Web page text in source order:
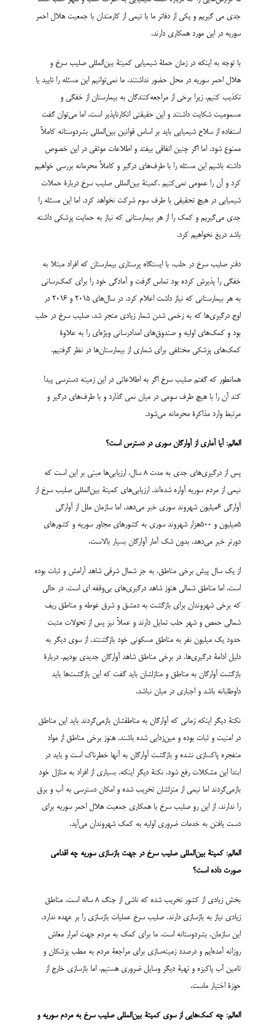
جدی می گیریم و یکی از دفاتر ما با تیمی از کارمندان با جمعیت هلال احمر
سوریه در این مورد همکاری دارند.
با توجه به اینکه در زمان حملۀ شیمیایی کمیتۀ بین‌المللی صلیب سرخ و
هلال احمر سوریه در محل حضور نداشتند، ما نمی‌توانیم این مسئله را تایید یا
تکذیب کنیم، زیرا برخی از مراجعه‌کنندگان به بیمارستان از خفگی و
مسمومیت شکایت داشتند و این حقیقتی انکارناپذیر است، اما می‌توان گفت
استفاده از سلاح شیمیایی باید بر اساس قوانین بین‌المللی بشردوستانه کاملاً
ممنوع شود. اما اگر چنین اتفاقی بیفتد و اطلاعات موثقی در این خصوص
داشته باشیم این مسئله را با طرف‌های درگیر و کاملاً محرمانه بررسی خواهیم
کرد و آن را عمومی نمی‌کنیم .کمیتۀ بین‌المللی صلیب سرخ دربارۀ حملات
شیمیایی در هیچ تحقیقی با طرف سوم شرکت نخواهد کرد، اما این مسئله را
جدی می‌گیریم و کمک را از هر بیمارستانی که نیاز به حمایت پزشکی داشته
باشد دریغ نخواهیم کرد.
دفتر صلیب سرخ در حلب، با ایستگاه پرستاری بیمارستان که افراد مبتلا به
خفگی را پذیرش کرده بود تماس گرفت و آمادگی خود را برای کمک‌رسانی
به هر بیمارستانی که نیاز داشت اعلام کرد. در سال‌های 2015 و 2016 در
اوج درگیری‌ها که به زخمی شدن شمار زیادی منجر شد، صلیب سرخ در حلب
بود و کمک‌های اولیه و صندوق‌های امدادرسانی ویژه‌ای را به علاوۀ
کمک‌های پزشکی مختلفی برای شماری از بیمارستان‌ها در نظر گرفتیم.
همانطور که گفتم صلیب سرخ اگر به اطلاعاتی در این زمینه دسترسی پیدا
کند آن را با هیچ طرف سومی در میان نمی گذارد و با طرف‌های درگیر و
مرتبط وارد مذاکرۀ محرمانه می‌شود.
العالم: آیا آماری از آوارگان سوری در دسترس است؟
پس از درگیری‌های جدی به مدت 8 سال، ارزیابی‌ها مبنی بر این است که
نیمی از مردم سوریه آواره شده‌اند. ارزیابی‌های کمیتۀ بین‌المللی صلیب سرخ از
آوارگی 6میلیون شهروند سوری خبر می‌دهد، اما سازمان ملل از آوارگی
5میلیون و 500هزار شهروند سوری به کشورهای مجاور سوریه و کشورهای
دورتر خبر می‌دهد. بدون شک آمار آوارگان بسیار بالاست.
از یک سال پیش برخی مناطق، به جز شمال شرقی شاهد آرامش و ثبات بوده
است. اما مناطق شمالی هنوز شاهد درگیری‌های بی‌وقفه ای است، در حالی
که برخی شهروندان برای بازگشت به دمشق و شرق غوطه و مناطق ریف
شمالی حمص و شهر حلب تمایل دارند و عملاً نیز پس از تحولات مثبت
حدود یک میلیون نفر به مناطق مسکونی خود بازگشتند. از سوی دیگر به
دلیل ادامۀ درگیری‌ها، در برخی مناطق شاهد آوارگان جدیدی بودیم. دربارۀ
بازگشت آوارگان به مناطق و منازلشان باید گفت که این بازگشت‌ها باید
داوطلبانه باشد و اجباری در میان نباشد.
نکتۀ دیگر اینکه زمانی که آوارگان به مناطقشان بازمی‌گردند باید این مناطق
در امنیت و ثبات بوده و مین‌زدایی شده باشند، هنوز برخی مناطق از مواد
منفجره پاکسازی نشده و بازگشت آوارگان به آنها خطرناک است و باید در
ابتدا این مشکلات رفع شود. نکتۀ دیگر اینکه، بسیاری از افراد به منازل خود
بازمی‌گردند اما نیمی از منزلشان تخریب شده و امکان دسترسی به آب و برق
را ندارند، از این رو صلیب سرخ با همکاری جمعیت هلال احمر سوریه برای
دست یافتن به خدمات ضروری اولیه به کمک شهروندان می‌آید.
العالم: کمیتۀ بین‌المللی صلیب سرخ در جهت بازسازی سوریه چه اقدامی
صورت داده است؟
بخش زیادی از کشور تخریب شده که ناشی از جنگ 8 ساله است، مناطق
زیادی نیاز به بازسازی دارند. صلیب سرخ عملیات بازسازی را بر عهده ندارد.
این سازمان، بشردوستانه است. ما برای کمک به مردم جهت امرار معاش
روزانه آمده‌ایم و درصدد زمینه‌سازی برای مراجعۀ مردم به مطب پزشکان و
تامین آب پاکیزه و تهیۀ دیگر وسایل ضروری هستیم، اما بازسازی خارج از
حوزۀ اختیار ماست.
العالم: چه کمک‌هایی از سوی کمیتۀ بین‌المللی صلیب سرخ به مردم سوریه و